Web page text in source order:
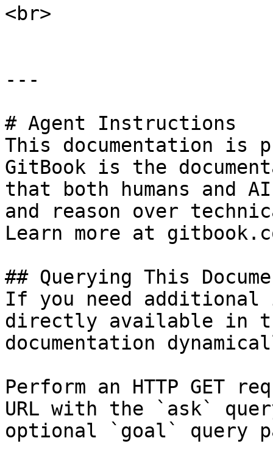
<br>
---
# Agent Instructions
This documentation is
GitBook is the
that both humans and
and reason over
Learn more at
## Querying This
If you need
directly available in
documentation
Perform an HTTP GET
URL with the `ask`
optional `goal` query